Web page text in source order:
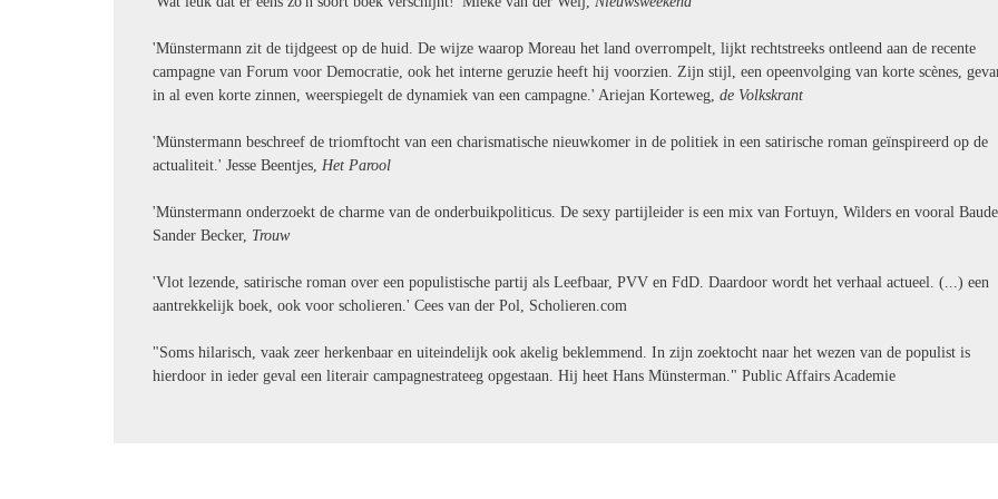
'Münstermann zit de tijdgeest op de huid. De wijze waarop Moreau het land overrompelt, lijkt rechtstreeks ontleend aan de recente
campagne van Forum voor Democratie, ook het interne geruzie heeft hij voorzien. Zijn stijl, een opeenvolging van korte scènes,
in al even korte zinnen, weerspiegelt de dynamiek van een campagne.' Ariejan Korteweg, de Volkskrant
'Münstermann beschreef de triomftocht van een charismatische nieuwkomer in de politiek in een satirische roman geïnspireerd op de
actualiteit.' Jesse Beentjes, Het Parool
'Münstermann onderzoekt de charme van de onderbuikpoliticus. De sexy partijleider is een mix van Fortuyn, Wilders en vooral
Sander Becker, Trouw
'Vlot lezende, satirische roman over een populistische partij als Leefbaar, PVV en FdD. Daardoor wordt het verhaal actueel. (...) een
aantrekkelijk boek, ook voor scholieren.' Cees van der Pol, Scholieren.com
"Soms hilarisch, vaak zeer herkenbaar en uiteindelijk ook akelig beklemmend. In zijn zoektocht naar het wezen van de populist is
hierdoor in ieder geval een literair campagnestrateeg opgestaan. Hij heet Hans Münsterman." Public Affairs Academie